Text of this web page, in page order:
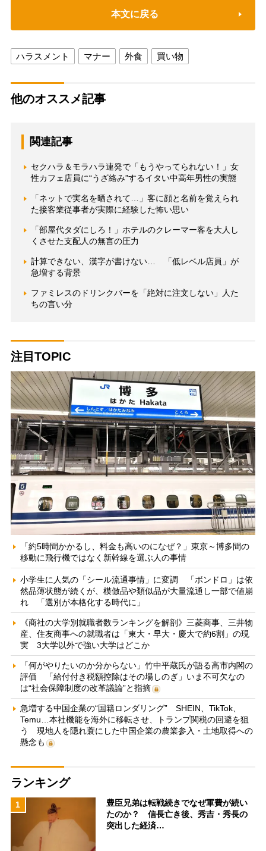
本文に戻る
ハラスメント マナー 外食 買い物
他のオススメ記事
関連記事
セクハラ＆モラハラ連発で「もうやってられない！」女
性カフェ店員に“うざ絡み”するイタい中高年男性の実態
「ネットで実名を晒されて…」客に顔と名前を覚えられ
た接客業従事者が実際に経験した怖い思い
「部屋代タダにしろ！」ホテルのクレーマー客を大人し
くさせた支配人の無言の圧力
計算できない、漢字が書けない… 「低レベル店員」が
急増する背景
ファミレスのドリンクバーを「絶対に注文しない」人た
ちの言い分
注目TOPIC
「約5時間かかるし、料金も高いのになぜ？」東京～博多間の
移動に飛行機ではなく新幹線を選ぶ人の事情
小学生に人気の「シール流通事情」に変調 「ボンドロ」は依
然品薄状態が続くが、模倣品や類似品が大量流通し一部で値崩
れ 「選別が本格化する時代に」
《商社の大学別就職者数ランキングを解剖》三菱商事、三井物
産、住友商事への就職者は「東大・早大・慶大で約6割」の現
実 3大学以外で強い大学はどこか
「何がやりたいのか分からない」竹中平蔵氏が語る高市内閣の
評価 「給付付き税額控除はその場しのぎ」いま不可欠なの
は“社会保障制度の改革議論”と指摘
急増する中国企業の“国籍ロンダリング” SHEIN、TikTok、
Temu…本社機能を海外に移転させ、トランプ関税の回避を狙
う 現地人を隠れ蓑にした中国企業の農業参入・土地取得への
懸念も
ランキング
1
豊臣兄弟は転戦続きでなぜ軍費が続い
たのか？ 信長亡き後、秀吉・秀長の
突出した経済…